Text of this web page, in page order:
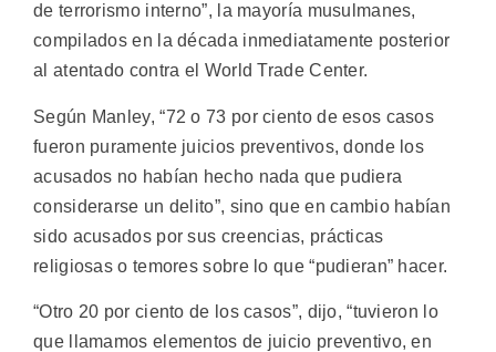
de terrorismo interno”, la mayoría musulmanes,
compilados en la década inmediatamente posterior
al atentado contra el World Trade Center.
Según Manley, “72 o 73 por ciento de esos casos
fueron puramente juicios preventivos, donde los
acusados no habían hecho nada que pudiera
considerarse un delito”, sino que en cambio habían
sido acusados por sus creencias, prácticas
religiosas o temores sobre lo que “pudieran” hacer.
“Otro 20 por ciento de los casos”, dijo, “tuvieron lo
que llamamos elementos de juicio preventivo, en